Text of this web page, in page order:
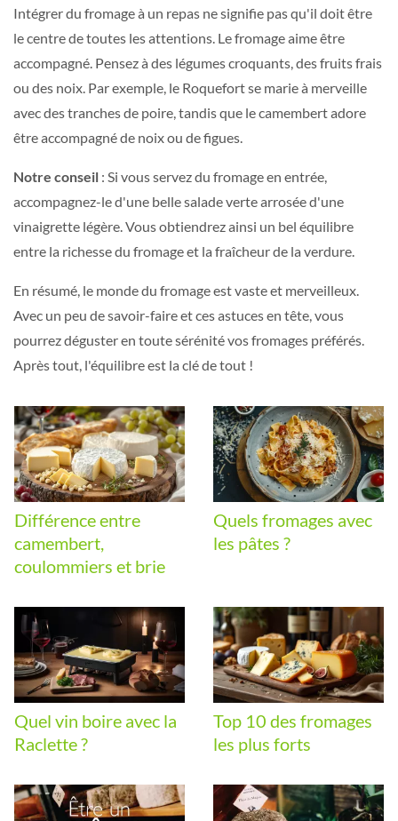
Intégrer du fromage à un repas ne signifie pas qu'il doit être
le centre de toutes les attentions. Le fromage aime être
accompagné. Pensez à des légumes croquants, des fruits frais
ou des noix. Par exemple, le Roquefort se marie à merveille
avec des tranches de poire, tandis que le camembert adore
être accompagné de noix ou de figues.
Notre conseil : Si vous servez du fromage en entrée,
accompagnez-le d'une belle salade verte arrosée d'une
vinaigrette légère. Vous obtiendrez ainsi un bel équilibre
entre la richesse du fromage et la fraîcheur de la verdure.
En résumé, le monde du fromage est vaste et merveilleux.
Avec un peu de savoir-faire et ces astuces en tête, vous
pourrez déguster en toute sérénité vos fromages préférés.
Après tout, l'équilibre est la clé de tout !
Différence entre
camembert,
coulommiers et brie
Quels fromages avec
les pâtes ?
Quel vin boire avec la
Raclette ?
Top 10 des fromages
les plus forts